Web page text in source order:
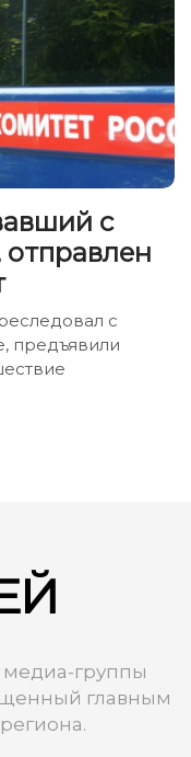
с
с
предъявили
группы
главным